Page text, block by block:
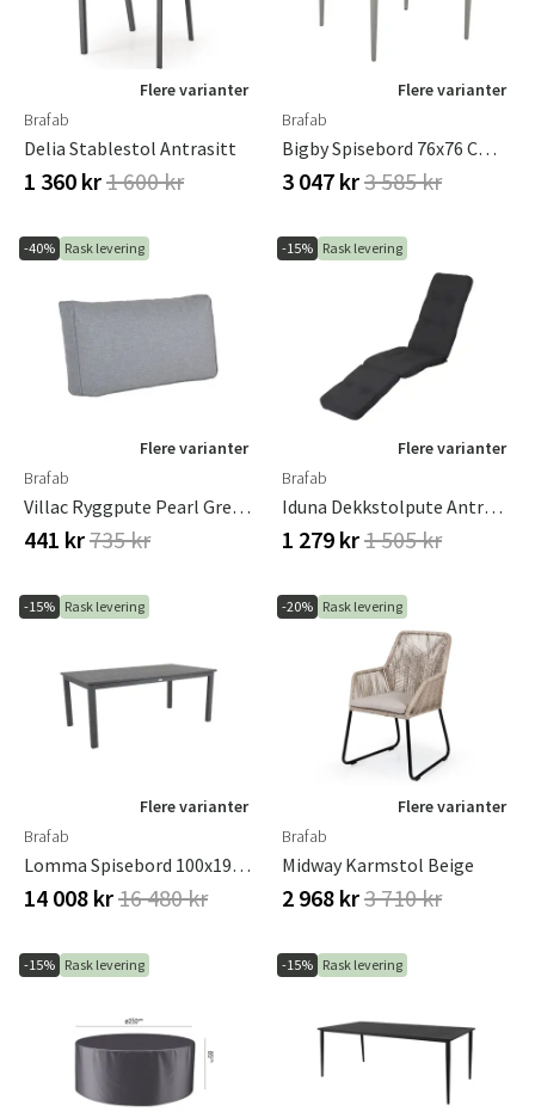
Flere varianter
Brafab
Delia Stablestol Antrasitt
1 360 kr1 600 kr
Flere varianter
Brafab
Bigby Spisebord 76x76 Cm Dusty Green
3 047 kr3 585 kr
-40% Rask levering
Flere varianter
Brafab
Villac Ryggpute Pearl Grey Brafab
441 kr735 kr
-15% Rask levering
Flere varianter
Brafab
Iduna Dekkstolpute Antrasitt Brafab
1 279 kr1 505 kr
-15% Rask levering
Flere varianter
Brafab
Lomma Spisebord 100x194-312 Cm Antrasitt
14 008 kr16 480 kr
-20% Rask levering
Flere varianter
Brafab
Midway Karmstol Beige
2 968 kr3 710 kr
-15% Rask levering -15% Rask levering